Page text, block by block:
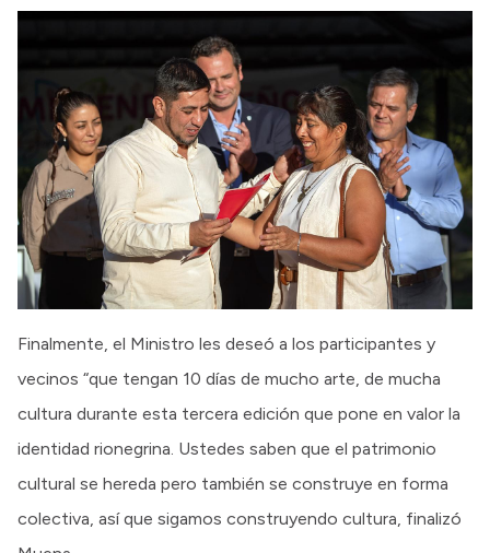
Finalmente, el Ministro les deseó a los participantes y
vecinos “que tengan 10 días de mucho arte, de mucha
cultura durante esta tercera edición que pone en valor la
identidad rionegrina. Ustedes saben que el patrimonio
cultural se hereda pero también se construye en forma
colectiva, así que sigamos construyendo cultura, finalizó